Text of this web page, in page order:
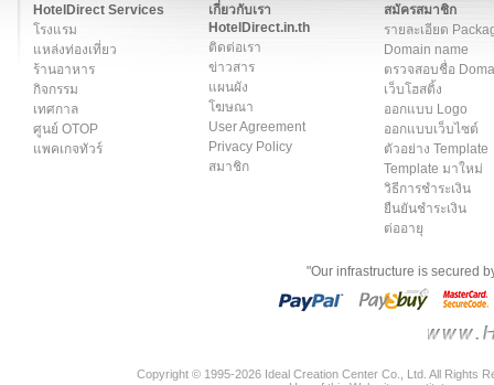
HotelDirect Services
โรงแรม
แหล่งท่องเที่ยว
ร้านอาหาร
กิจกรรม
เทศกาล
ศูนย์ OTOP
แพคเกจทัวร์
เกี่ยวกับเรา
HotelDirect.in.th
ติดต่อเรา
ข่าวสาร
แผนผัง
โฆษณา
User Agreement
Privacy Policy
สมาชิก
สมัครสมาชิก
รายละเอียด
Domain name
ตรวจสอบชื่อ
เว็บโฮสติ้ง
ออกแบบ Logo
ออกแบบเว็บไซต์
ตัวอย่าง Template
Template มาใหม่
วิธีการชำระเงิน
ยืนยันชำระเงิน
ต่ออายุ
"Our infrastructure is secured
Copyright © 1995-2026 Ideal Creation Center Co., Ltd. All Rights